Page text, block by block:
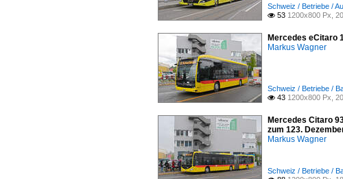
Schweiz / Betriebe /
 53 1200x800 Px,
Mercedes eCitaro
Markus Wagner
Schweiz / Betriebe /
 43 1200x800 Px,
Mercedes Citaro
zum 123.
Markus Wagner
Schweiz / Betriebe /